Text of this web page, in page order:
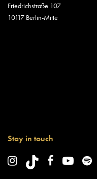
Friedrichstraße 107
10117 Berlin-Mitte
Stay in touch